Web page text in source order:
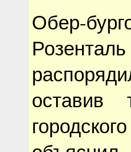
Обер-
оставив